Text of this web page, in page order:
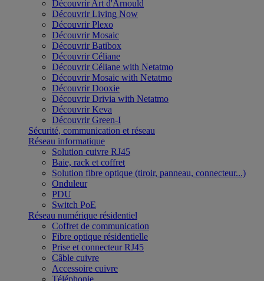
Découvrir Art d'Arnould
Découvrir Living Now
Découvrir Plexo
Découvrir Mosaic
Découvrir Batibox
Découvrir Céliane
Découvrir Céliane with Netatmo
Découvrir Mosaic with Netatmo
Découvrir Dooxie
Découvrir Drivia with Netatmo
Découvrir Keva
Découvrir Green-I
Sécurité, communication et réseau
Réseau informatique
Solution cuivre RJ45
Baie, rack et coffret
Solution fibre optique (tiroir, panneau, connecteur...)
Onduleur
PDU
Switch PoE
Réseau numérique résidentiel
Coffret de communication
Fibre optique résidentielle
Prise et connecteur RJ45
Câble cuivre
Accessoire cuivre
Téléphonie